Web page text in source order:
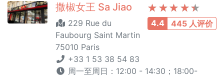
4.4 445 人评价
撒椒女王 Sa Jiao
229 Rue du
Faubourg Saint Martin
75010 Paris
+33 1 53 38 54 83
周一至周日：12:00 - 14:30；18:00-